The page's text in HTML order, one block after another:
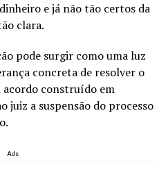
e já não tão certos da
clara.
pode surgir como uma luz
concreta de resolver o
construído em
juiz a suspensão do processo
Ads